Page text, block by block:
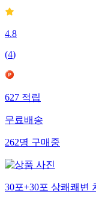
4.8
(4)
627적립
무료배송
262명구매중
30포+30포 상쾌쾌변